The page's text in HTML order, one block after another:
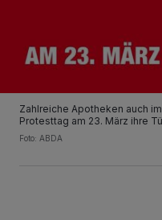
Zahlreiche Apotheken auch
Protesttag am 23. März ihre
Foto: ABDA